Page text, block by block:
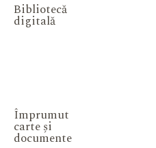
Bibliotecă
digitală
Împrumut
carte și
documente